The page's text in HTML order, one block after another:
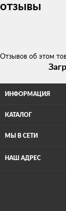
отзывы
Отзывов об этом
ИНФОРМАЦИЯ
КАТАЛОГ
МЫ В СЕТИ
НАШ АДРЕС